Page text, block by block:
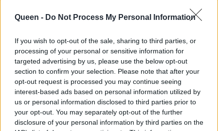
Queen - Do Not Process My Personal Information
If you wish to opt-out of the sale, sharing to third parties, or
processing of your personal or sensitive information for
targeted advertising by us, please use the below opt-out
section to confirm your selection. Please note that after your
opt-out request is processed you may continue seeing
interest-based ads based on personal information utilized by
us or personal information disclosed to third parties prior to
your opt-out. You may separately opt-out of the further
disclosure of your personal information by third parties on the
Αντηλιακή
Πέπλο προστασίας